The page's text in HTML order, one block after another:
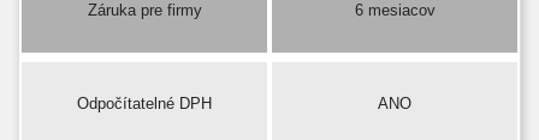
Záruka pre firmy 6 mesiacov
Odpočítatelné DPH ANO